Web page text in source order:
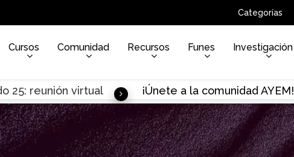
Categorías
Cursos Comunidad Recursos Funes Investigación
25: reunión virtual ¡Únete a la comunidad AYEM!